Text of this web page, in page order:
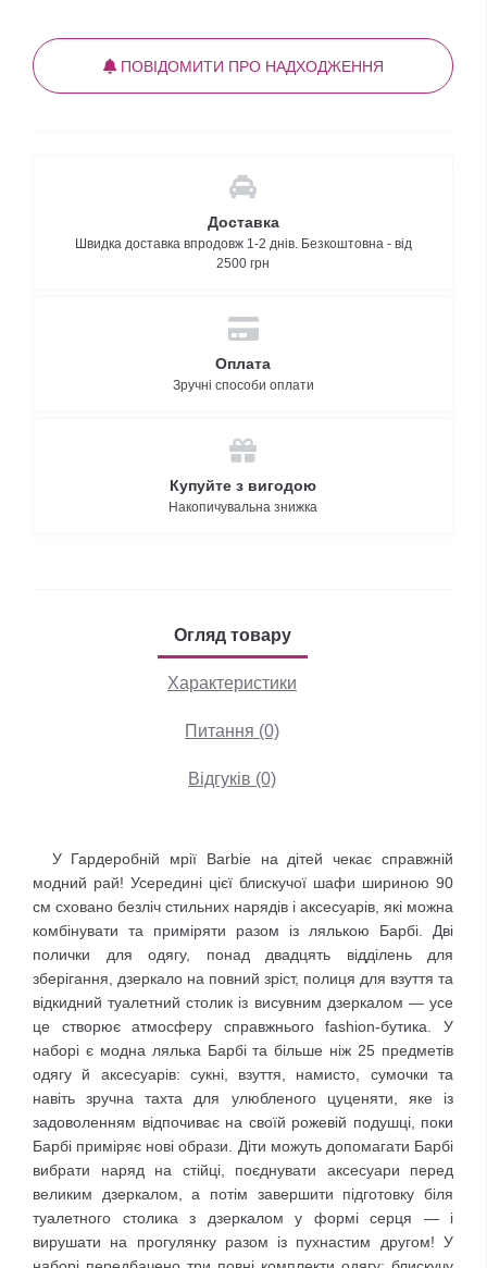
ПОВІДОМИТИ ПРО НАДХОДЖЕННЯ
Доставка
Швидка доставка впродовж 1-2 днів. Безкоштовна - від
2500 грн
Оплата
Зручні способи оплати
Купуйте з вигодою
Накопичувальна знижка
Огляд товару
Характеристики
Питання (0)
Відгуків (0)
У Гардеробній мрії Barbie на дітей чекає справжній
модний рай! Усередині цієї блискучої шафи шириною 90
см сховано безліч стильних нарядів і аксесуарів, які можна
комбінувати та приміряти разом із лялькою Барбі. Дві
полички для одягу, понад двадцять відділень для
зберігання, дзеркало на повний зріст, полиця для взуття та
відкидний туалетний столик із висувним дзеркалом — усе
це створює атмосферу справжнього fashion-бутика. У
наборі є модна лялька Барбі та більше ніж 25 предметів
одягу й аксесуарів: сукні, взуття, намисто, сумочки та
навіть зручна тахта для улюбленого цуценяти, яке із
задоволенням відпочиває на своїй рожевій подушці, поки
Барбі приміряє нові образи. Діти можуть допомагати Барбі
вибрати наряд на стійці, поєднувати аксесуари перед
великим дзеркалом, а потім завершити підготовку біля
туалетного столика з дзеркалом у формі серця — і
вирушати на прогулянку разом із пухнастим другом! У